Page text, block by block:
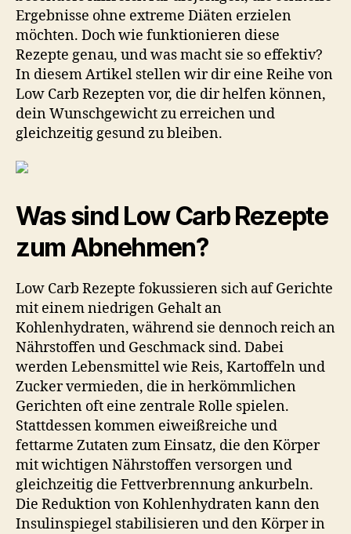
schnelle
Ergebnisse
Ergebnisse ohne extreme Diäten erzielen
möchten. Doch wie funktionieren diese
Rezepte genau, und was macht sie so effektiv?
In diesem Artikel stellen wir dir eine Reihe von
Low Carb Rezepten vor, die dir helfen können,
dein Wunschgewicht zu erreichen und
gleichzeitig gesund zu bleiben.
Was sind Low Carb Rezepte
zum Abnehmen?
Low Carb Rezepte fokussieren sich auf Gerichte
mit einem niedrigen Gehalt an
Kohlenhydraten, während sie dennoch reich an
Nährstoffen und Geschmack sind. Dabei
werden Lebensmittel wie Reis, Kartoffeln und
Zucker vermieden, die in herkömmlichen
Gerichten oft eine zentrale Rolle spielen.
Stattdessen kommen eiweißreiche und
fettarme Zutaten zum Einsatz, die den Körper
mit wichtigen Nährstoffen versorgen und
gleichzeitig die Fettverbrennung ankurbeln.
Die Reduktion von Kohlenhydraten kann den
Insulinspiegel stabilisieren und den Körper in